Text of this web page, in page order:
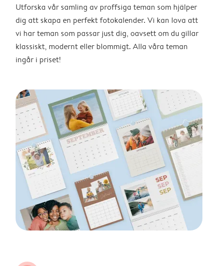
Utforska vår samling av proffsiga teman som hjälper
dig att skapa en perfekt fotokalender. Vi kan lova att
vi har teman som passar just dig, oavsett om du gillar
klassiskt, modernt eller blommigt. Alla våra teman
ingår i priset!